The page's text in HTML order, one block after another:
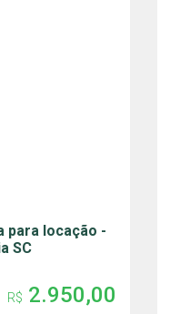
para locação -
SC
R$ 2.950,00